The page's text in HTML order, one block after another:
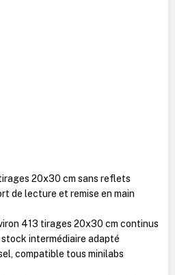
20x30 cm sans reflets
de lecture et remise en main
413 tirages 20x30 cm continus
intermédiaire adapté
compatible tous minilabs